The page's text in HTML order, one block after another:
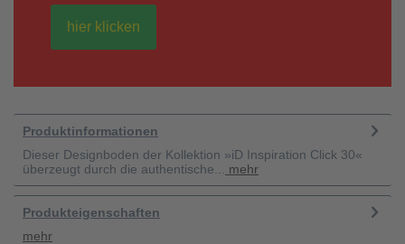
hier klicken
Produktinformationen
Dieser Designboden der Kollektion »iD Inspiration Click 30«
überzeugt durch die authentische...
mehr
Produkteigenschaften
mehr